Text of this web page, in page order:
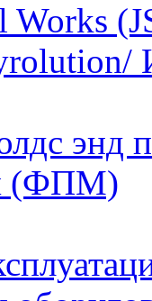
энд
(ФПМ)